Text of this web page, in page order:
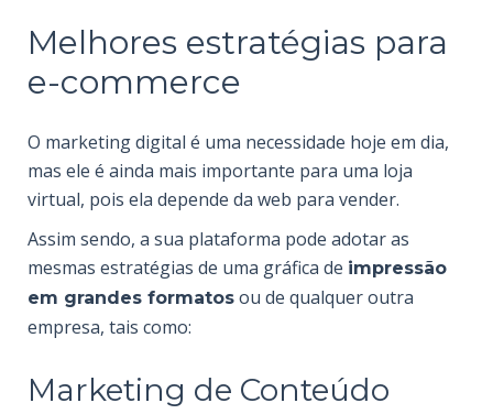
Melhores estratégias para
e-commerce
O marketing digital é uma necessidade hoje em dia,
mas ele é ainda mais importante para uma loja
virtual, pois ela depende da web para vender.
Assim sendo, a sua plataforma pode adotar as
mesmas estratégias de uma gráfica de impressão
em grandes formatos ou de qualquer outra
empresa, tais como:
Marketing de Conteúdo